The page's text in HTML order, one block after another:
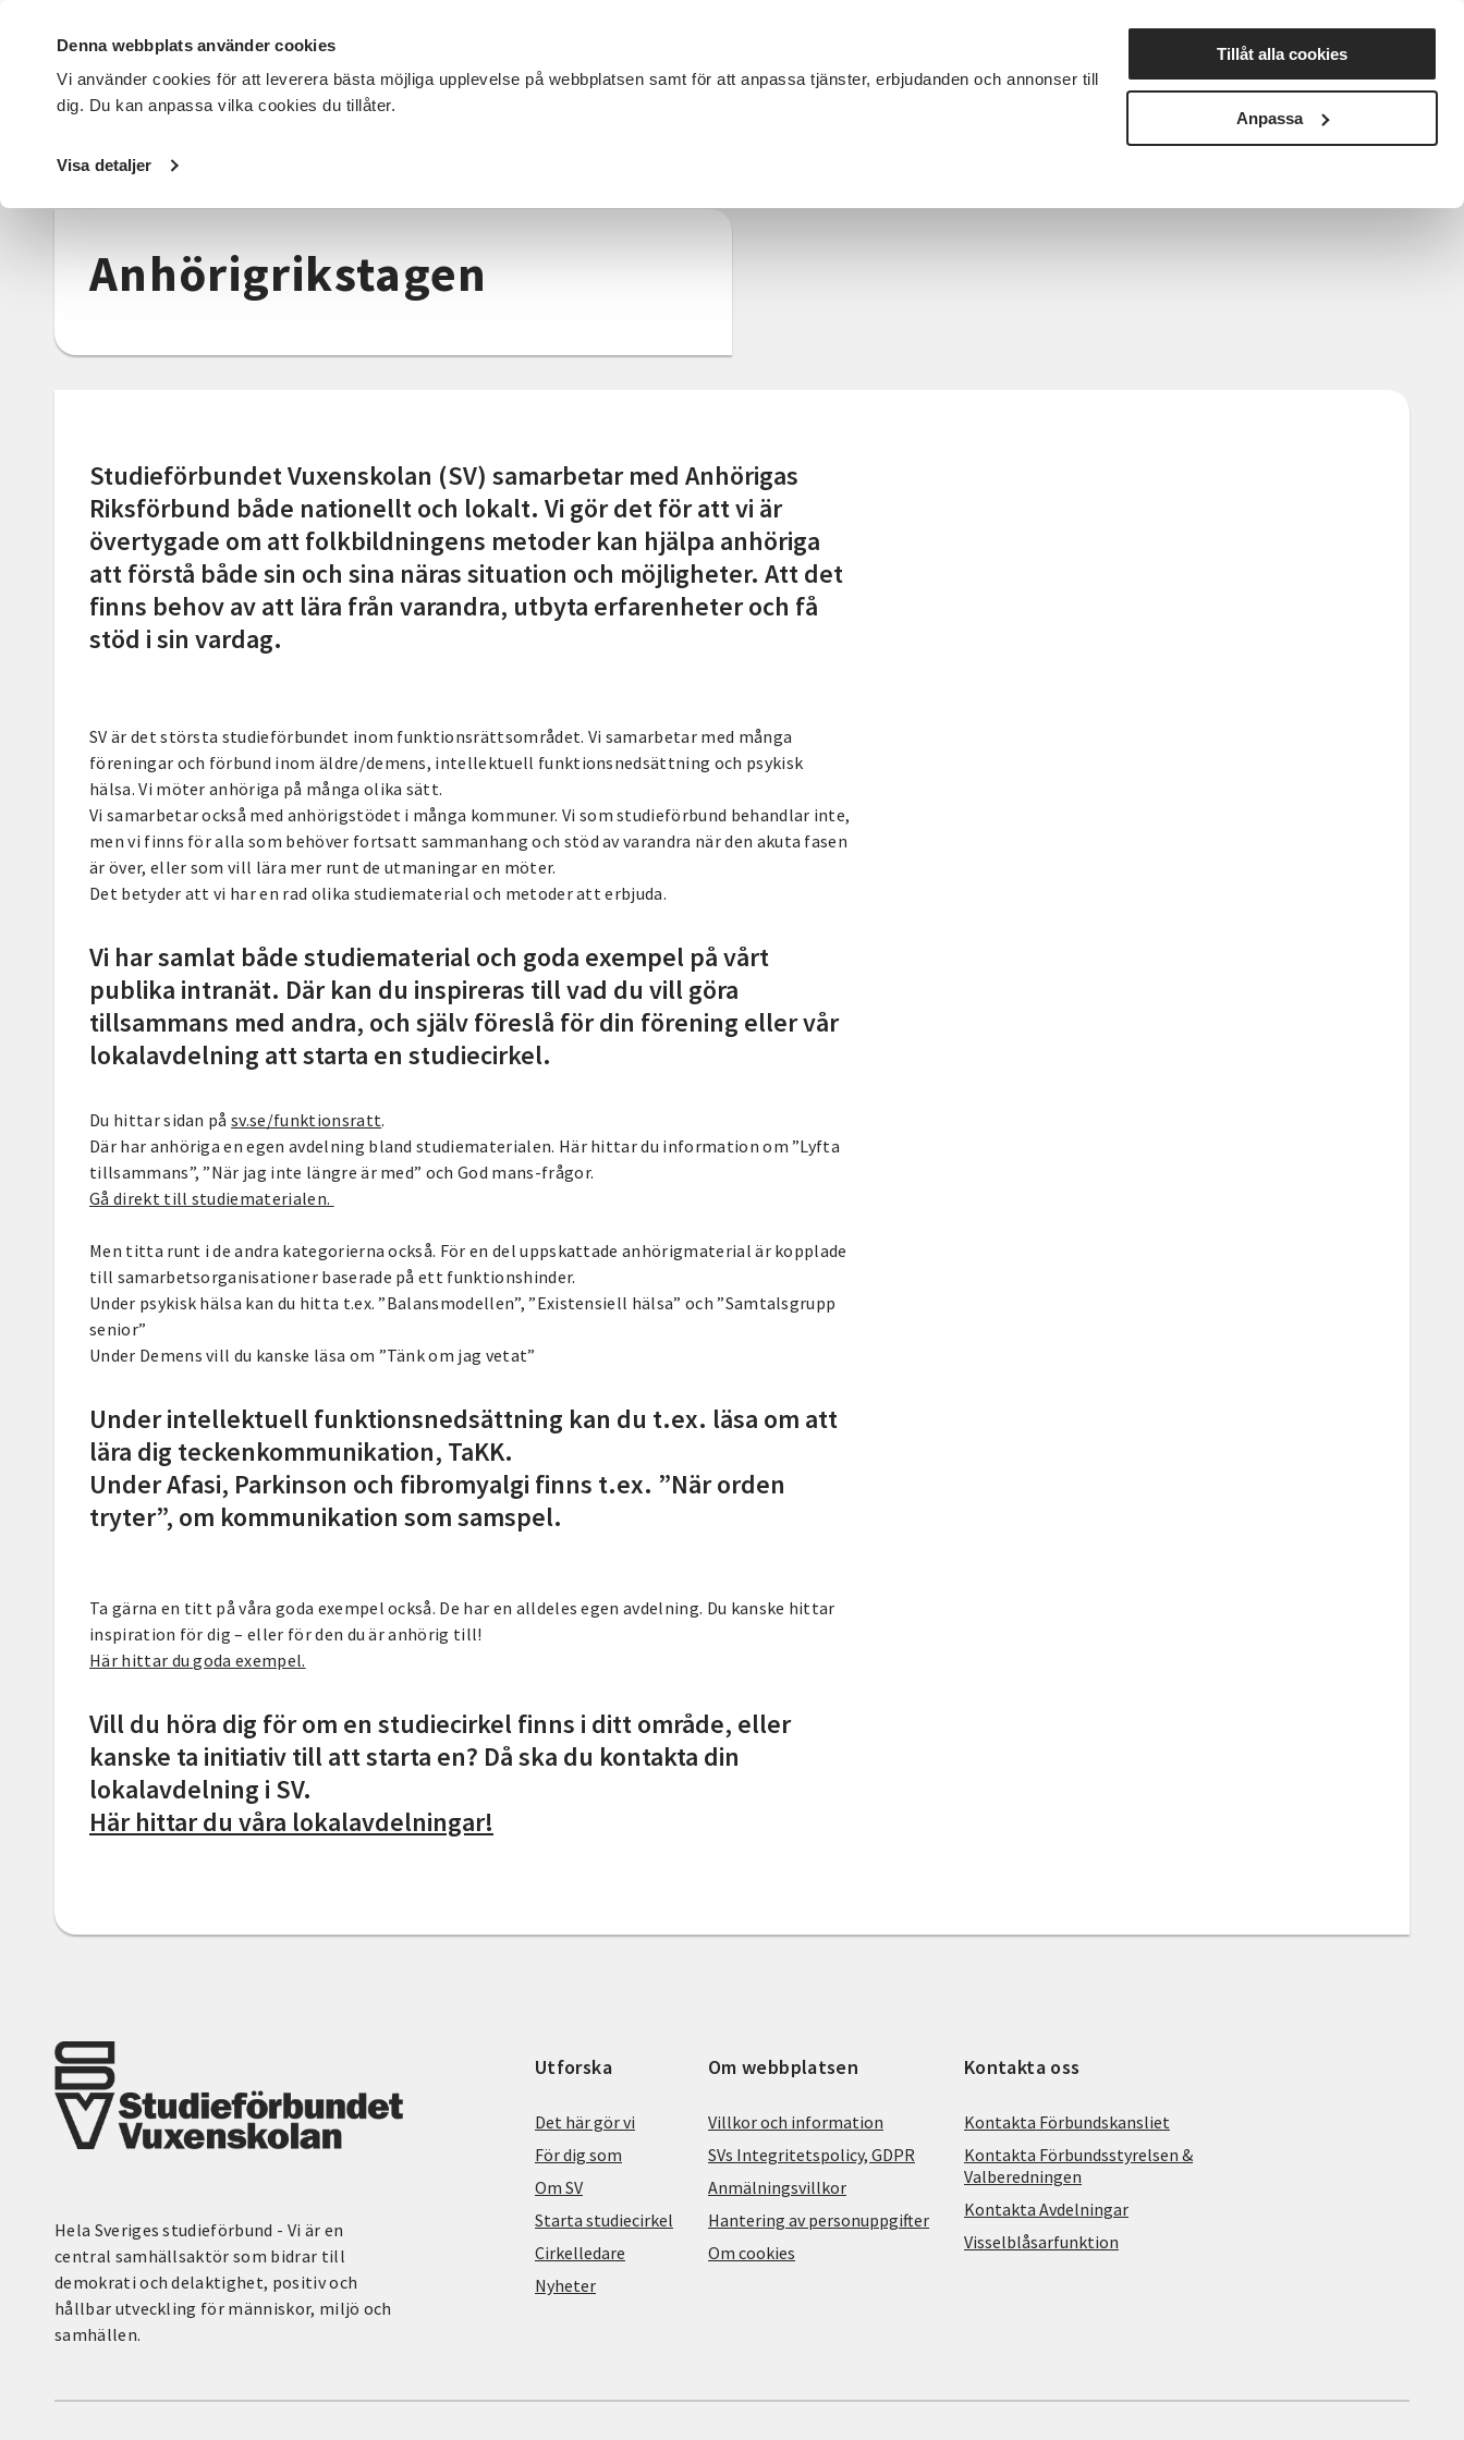
Denna webbplats använder cookies
Vi använder cookies för att leverera bästa möjliga upplevelse på webbplatsen samt för att anpassa tjänster, erbjudanden och annonser till
dig. Du kan anpassa vilka cookies du tillåter.
Visa detaljer
Tillåt alla cookies
Anpassa
DET HÄR GÖR VI FÖR DIG SOM SÖK KURSER OCH EVENEMANG Nyheter Avdelningar
Startsida / Om SV
Anhörigrikstagen
Studieförbundet Vuxenskolan (SV) samarbetar med Anhörigas
Riksförbund både nationellt och lokalt. Vi gör det för att vi är
övertygade om att folkbildningens metoder kan hjälpa anhöriga
att förstå både sin och sina näras situation och möjligheter. Att det
finns behov av att lära från varandra, utbyta erfarenheter och få
stöd i sin vardag.
SV är det största studieförbundet inom funktionsrättsområdet. Vi samarbetar med många
föreningar och förbund inom äldre/demens, intellektuell funktionsnedsättning och psykisk
hälsa. Vi möter anhöriga på många olika sätt.
Vi samarbetar också med anhörigstödet i många kommuner. Vi som studieförbund behandlar inte,
men vi finns för alla som behöver fortsatt sammanhang och stöd av varandra när den akuta fasen
är över, eller som vill lära mer runt de utmaningar en möter.
Det betyder att vi har en rad olika studiematerial och metoder att erbjuda.
Vi har samlat både studiematerial och goda exempel på vårt
publika intranät. Där kan du inspireras till vad du vill göra
tillsammans med andra, och själv föreslå för din förening eller vår
lokalavdelning att starta en studiecirkel.
Du hittar sidan påsv.se/funktionsratt.
Där har anhöriga en egen avdelning bland studiematerialen. Här hittar du information om ”Lyfta
tillsammans”, ”När jag inte längre är med” och God mans-frågor.
Gå direkt till studiematerialen.
Men titta runt i de andra kategorierna också. För en del uppskattade anhörigmaterial är kopplade
till samarbetsorganisationer baserade på ett funktionshinder.
Under psykisk hälsa kan du hitta t.ex. ”Balansmodellen”, ”Existensiell hälsa” och ”Samtalsgrupp
senior”
Under Demens vill du kanske läsa om ”Tänk om jag vetat”
Under intellektuell funktionsnedsättning kan du t.ex. läsa om att
lära dig teckenkommunikation, TaKK.
Under Afasi, Parkinson och fibromyalgi finns t.ex. ”När orden
tryter”, om kommunikation som samspel.
Ta gärna en titt på våra goda exempel också. De har en alldeles egen avdelning. Du kanske hittar
inspiration för dig – eller för den du är anhörig till!
Här hittar du goda exempel.
Vill du höra dig för om en studiecirkel finns i ditt område, eller
kanske ta initiativ till att starta en? Då ska du kontakta din
lokalavdelning i SV.
Här hittar du våra lokalavdelningar!
Hela Sveriges studieförbund - Vi är en
central samhällsaktör som bidrar till
demokrati och delaktighet, positiv och
hållbar utveckling för människor, miljö och
samhällen.
Utforska
Det här gör vi
För dig som
Om SV
Starta studiecirkel
Cirkelledare
Nyheter
Om webbplatsen
Villkor och information
SVs Integritetspolicy, GDPR
Anmälningsvillkor
Hantering av personuppgifter
Om cookies
Kontakta oss
Kontakta Förbundskansliet
Kontakta Förbundsstyrelsen &
Valberedningen
Kontakta Avdelningar
Visselblåsarfunktion